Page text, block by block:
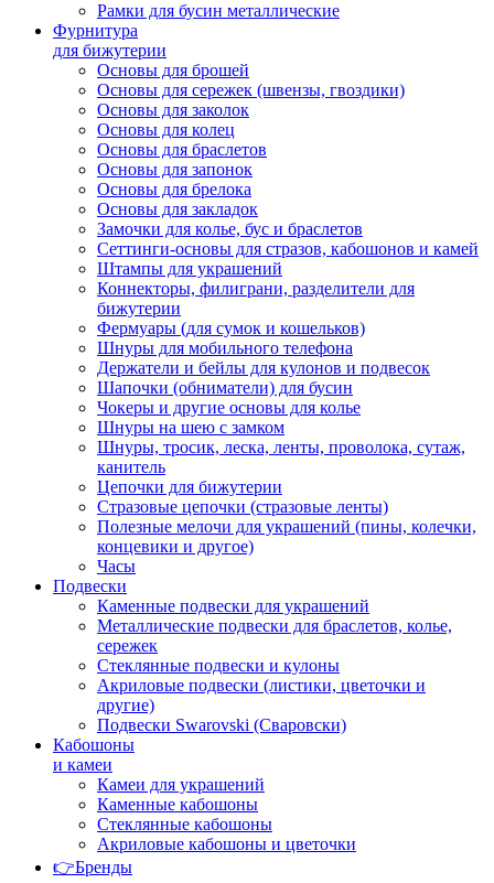
Рамки для бусин металлические
Фурнитура
для бижутерии
Основы для брошей
Основы для сережек (швензы, гвоздики)
Основы для заколок
Основы для колец
Основы для браслетов
Основы для запонок
Основы для брелока
Основы для закладок
Замочки для колье, бус и браслетов
Сеттинги-основы для стразов, кабошонов и камей
Штампы для украшений
Коннекторы, филиграни, разделители для
бижутерии
Фермуары (для сумок и кошельков)
Шнуры для мобильного телефона
Держатели и бейлы для кулонов и подвесок
Шапочки (обниматели) для бусин
Чокеры и другие основы для колье
Шнуры на шею с замком
Шнуры, тросик, леска, ленты, проволока, сутаж,
канитель
Цепочки для бижутерии
Стразовые цепочки (стразовые ленты)
Полезные мелочи для украшений (пины, колечки,
концевики и другое)
Часы
Подвески
Каменные подвески для украшений
Металлические подвески для браслетов, колье,
сережек
Стеклянные подвески и кулоны
Акриловые подвески (листики, цветочки и
другие)
Подвески Swarovski (Сваровски)
Кабошоны
и камеи
Камеи для украшений
Каменные кабошоны
Стеклянные кабошоны
Акриловые кабошоны и цветочки
👉Бренды